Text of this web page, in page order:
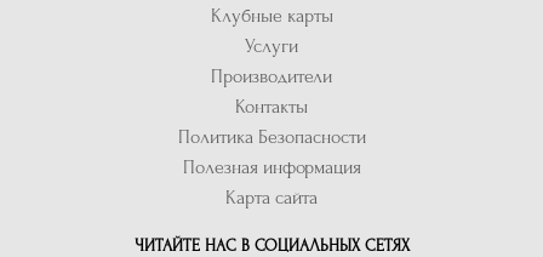
Клубные карты
Услуги
Производители
Контакты
Политика Безопасности
Полезная информация
Карта сайта
ЧИТАЙТЕ НАС В СОЦИАЛЬНЫХ СЕТЯХ